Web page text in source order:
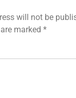
will not be
marked *